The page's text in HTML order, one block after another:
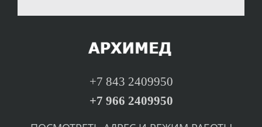
+7 843 2409950
+7 966 2409950